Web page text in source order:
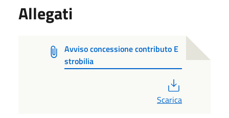
Allegati
Avviso concessione contributo E
strobilia
Scarica